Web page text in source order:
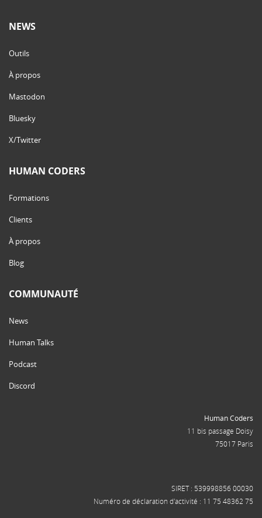
NEWS
Outils
À propos
Mastodon
Bluesky
X/Twitter
HUMAN CODERS
Formations
Clients
À propos
Blog
COMMUNAUTÉ
News
Human Talks
Podcast
Discord
Human Coders
11 bis passage Doisy
75017 Paris
SIRET : 539998856 00030
Numéro de déclaration d'activité : 11 75 48362 75